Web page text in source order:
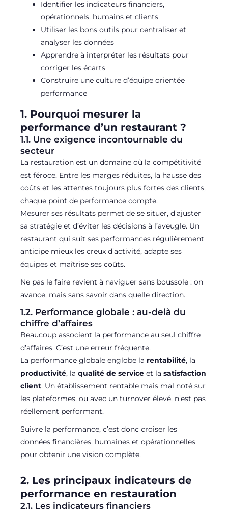
Identifier les indicateurs financiers,
opérationnels, humains et clients
Utiliser les bons outils pour centraliser et
analyser les données
Apprendre à interpréter les résultats pour
corriger les écarts
Construire une culture d’équipe orientée
performance
1. Pourquoi mesurer la
performance d’un restaurant ?
1.1. Une exigence incontournable du
secteur
La restauration est un domaine où la compétitivité
est féroce. Entre les marges réduites, la hausse des
coûts et les attentes toujours plus fortes des clients,
chaque point de performance compte.
Mesurer ses résultats permet de se situer, d’ajuster
sa stratégie et d’éviter les décisions à l’aveugle. Un
restaurant qui suit ses performances régulièrement
anticipe mieux les creux d’activité, adapte ses
équipes et maîtrise ses coûts.
Ne pas le faire revient à naviguer sans boussole : on
avance, mais sans savoir dans quelle direction.
1.2. Performance globale : au-delà du
chiffre d’affaires
Beaucoup associent la performance au seul chiffre
d’affaires. C’est une erreur fréquente.
La performance globale englobe la rentabilité, la
productivité, laqualité de service et lasatisfaction
client. Un établissement rentable mais mal noté sur
les plateformes, ou avec un turnover élevé, n’est pas
réellement performant.
Suivre la performance, c’est donc croiser les
données financières, humaines et opérationnelles
pour obtenir une vision complète.
2. Les principaux indicateurs de
performance en restauration
2.1. Les indicateurs financiers